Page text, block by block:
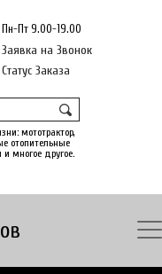
Пн-Пт 9.00-19.00
Заявка на Звонок
Статус Заказа
мототрактор,
отопительные
многое другое.